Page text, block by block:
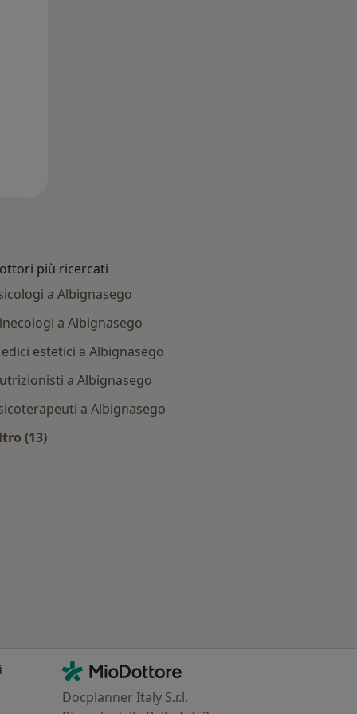
più ricercati
a Albignasego
a Albignasego
estetici a Albignasego
a Albignasego
a Albignasego
(13)
Contatti
MioDottore - Homepage
Docplanner Italy S.r.l.